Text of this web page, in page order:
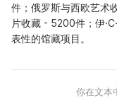
件；俄罗斯与西欧艺术
片收藏 - 5200件；伊
表性的馆藏项目。
你在文本